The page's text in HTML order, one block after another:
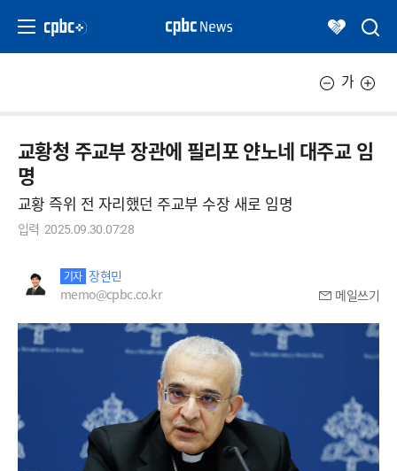
가
교황청 주교부 장관에 필리포 얀노네 대주교 임
명
교황 즉위 전 자리했던 주교부 수장 새로 임명
입력 2025.09.30.07:28
기자 장현민
memo@cpbc.co.kr
메일쓰기